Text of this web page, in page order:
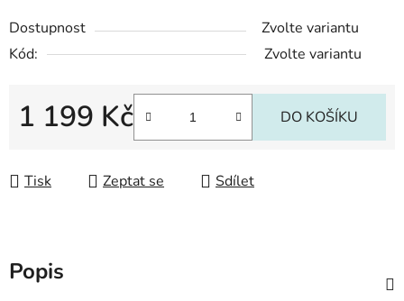
Dostupnost
Zvolte variantu
Kód:
Zvolte variantu
1 199 Kč DO KOŠÍKU
Tisk Zeptat se Sdílet
Popis